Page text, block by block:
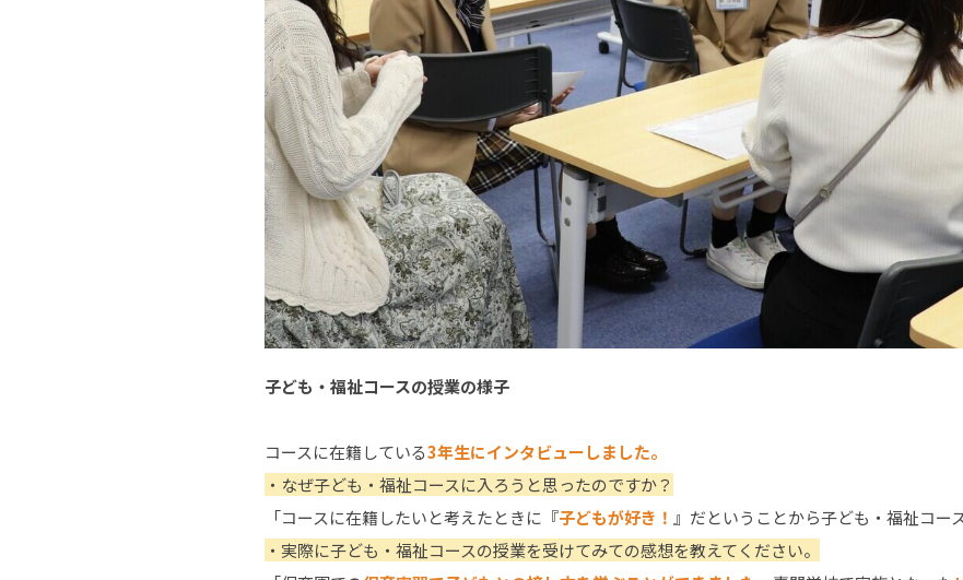
子ども・福祉コースの授業の様子
コースに在籍している3年生にインタビューしました。
・なぜ子ども・福祉コースに入ろうと思ったのですか？
「コースに在籍したいと考えたときに『子どもが好き！ 』だということから子ども・福祉コー
・実際に子ども・福祉コースの授業を受けてみての感想を教えてください。